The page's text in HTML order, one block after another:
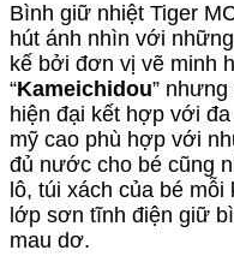
Bình giữ nhiệt Tiger
hút ánh nhìn với
kế bởi đơn vị vẽ minh
“Kameichidou”
hiện đại kết hợp với
mỹ cao phù hợp với
đủ nước cho bé cũng
lô, túi xách của bé
lớp sơn tĩnh điện giữ
mau dơ.